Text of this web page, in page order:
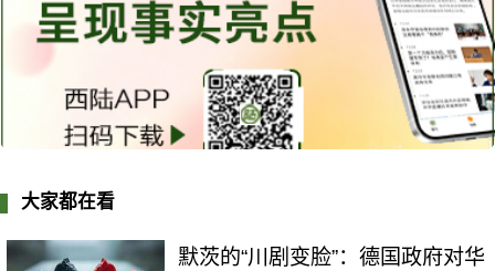
大家都在看
默茨的“川剧变脸”：德国政府对华